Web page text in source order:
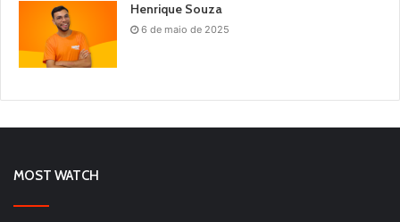
Henrique Souza
6 de maio de 2025
MOST WATCH